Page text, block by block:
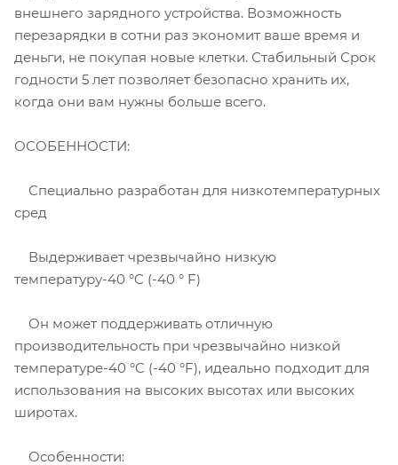
внешнего зарядного устройства. Возможность
перезарядки в сотни раз экономит ваше время и
деньги, не покупая новые клетки. Стабильный Срок
годности 5 лет позволяет безопасно хранить их,
когда они вам нужны больше всего.
ОСОБЕННОСТИ:
Специально разработан для низкотемпературных
сред
Выдерживает чрезвычайно низкую
температуру-40 °C (-40 ° F)
Он может поддерживать отличную
производительность при чрезвычайно низкой
температуре-40 °C (-40 °F), идеально подходит для
использования на высоких высотах или высоких
широтах.
Особенности: